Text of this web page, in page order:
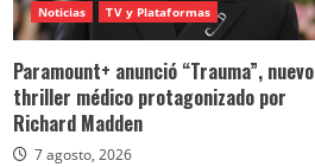
Noticias TV y Plataformas
Paramount+ anunció “Trauma”, nuevo
thriller médico protagonizado por
Richard Madden
7 agosto, 2026